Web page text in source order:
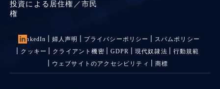
投資による居住権／市民
権
LinkedIn 婦人声明 プライバシーポリシー
スパムポリシー
クッキー
クライアント機密 GDPR 現代奴隷法
行動規範
ウェブサイトのアクセシビリティ
商標